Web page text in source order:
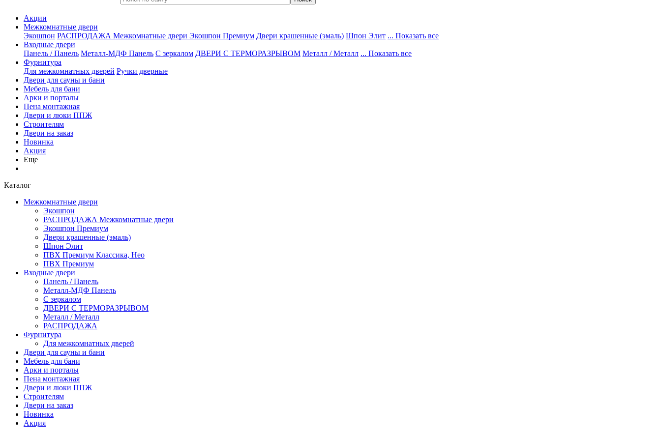
Акции
Межкомнатные двери
Экошпон РАСПРОДАЖА Межкомнатные двери Экошпон Премиум Двери крашенные (эмаль) Шпон Элит ... Показать все
Входные двери
Панель / Панель Металл-МДФ Панель С зеркалом ДВЕРИ С ТЕРМОРАЗРЫВОМ Металл / Металл ... Показать все
Фурнитура
Для межкомнатных дверей Ручки дверные
Двери для сауны и бани
Мебель для бани
Арки и порталы
Пена монтажная
Двери и люки ППЖ
Строителям
Двери на заказ
Новинка
Акция
Еще
Каталог
Межкомнатные двери
Экошпон
РАСПРОДАЖА Межкомнатные двери
Экошпон Премиум
Двери крашенные (эмаль)
Шпон Элит
ПВХ Премиум Классика, Нео
ПВХ Премиум
Входные двери
Панель / Панель
Металл-МДФ Панель
С зеркалом
ДВЕРИ С ТЕРМОРАЗРЫВОМ
Металл / Металл
РАСПРОДАЖА
Фурнитура
Для межкомнатных дверей
Двери для сауны и бани
Мебель для бани
Арки и порталы
Пена монтажная
Двери и люки ППЖ
Строителям
Двери на заказ
Новинка
Акция